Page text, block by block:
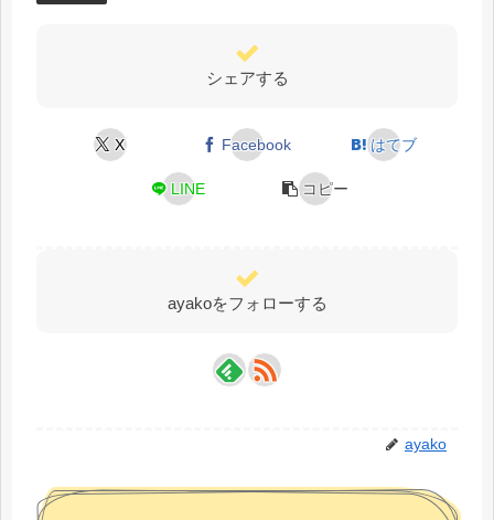
シェアする
X Facebook はてブ
LINE コピー
ayakoをフォローする
ayako